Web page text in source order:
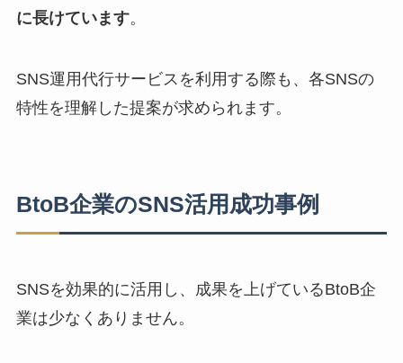
に長けています。
SNS運用代行サービスを利用する際も、各SNSの
特性を理解した提案が求められます。
BtoB企業のSNS活用成功事例
SNSを効果的に活用し、成果を上げているBtoB企
業は少なくありません。